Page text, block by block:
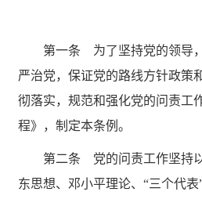
第一条 为了坚持党的领导，
严治党，保证党的路线方针政策
彻落实，规范和强化党的问责工
程》，制定本条例。
第二条 党的问责工作坚持以
东思想、邓小平理论、“三个代